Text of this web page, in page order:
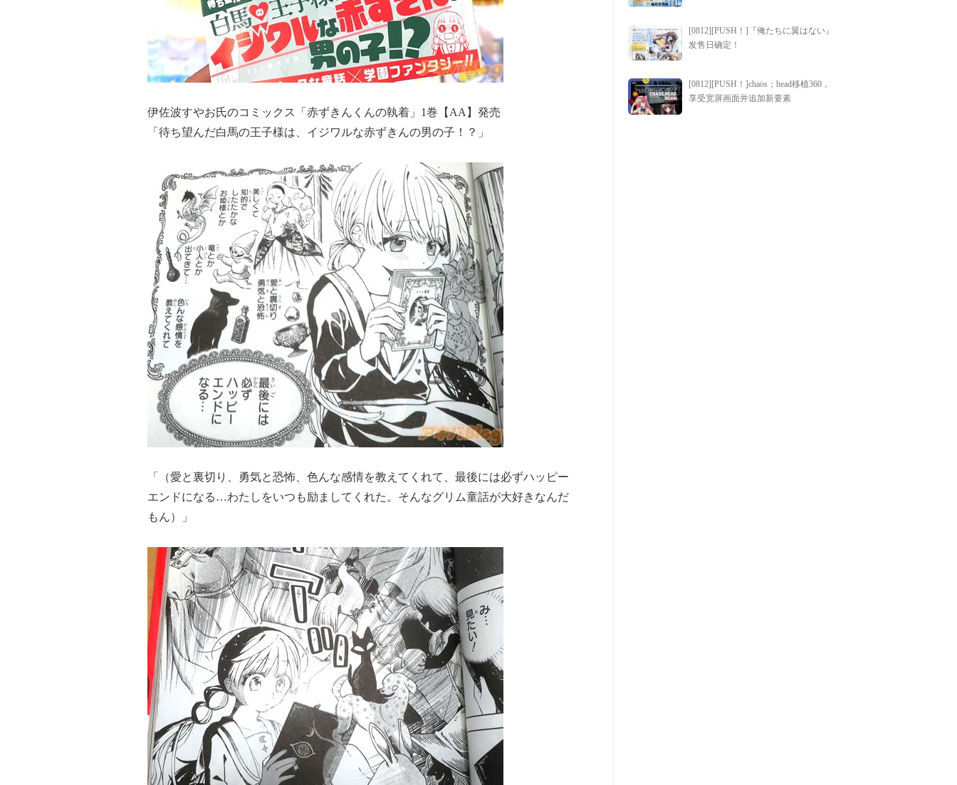
伊佐波すやお氏のコミックス「赤ずきんくんの執着」1巻【AA】発売
「待ち望んだ白馬の王子様は、イジワルな赤ずきんの男の子！？」
「（愛と裏切り、勇気と恐怖、色んな感情を教えてくれて、最後には必ずハッピー
エンドになる…わたしをいつも励ましてくれた。そんなグリム童話が大好きなんだ
もん）」
[0812][PUSH！]『俺たちに翼はない』
发售日确定！
[0812][PUSH！]chaos；head移植360，
享受宽屏画面并追加新要素